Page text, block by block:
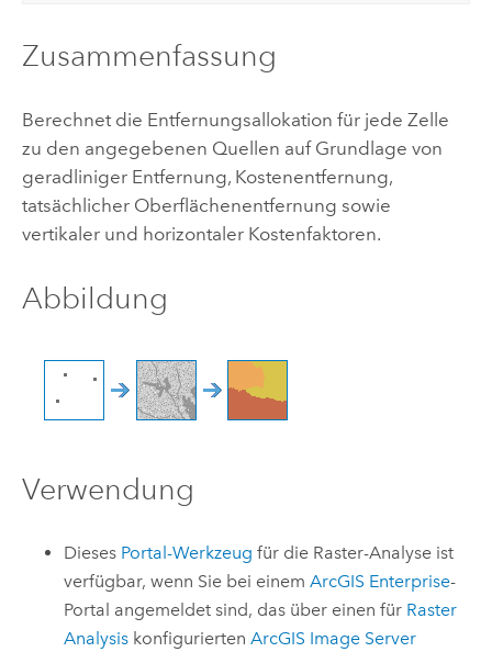
Zusammenfassung
Berechnet die Entfernungsallokation für jede Zelle
zu den angegebenen Quellen auf Grundlage von
geradliniger Entfernung, Kostenentfernung,
tatsächlicher Oberflächenentfernung sowie
vertikaler und horizontaler Kostenfaktoren.
Abbildung
Verwendung
Dieses Portal-Werkzeug für die Raster-Analyse ist
verfügbar, wenn Sie bei einemArcGIS Enterprise-
Portal angemeldet sind, das über einen für Raster
Analysis konfiguriertenArcGIS Image Server